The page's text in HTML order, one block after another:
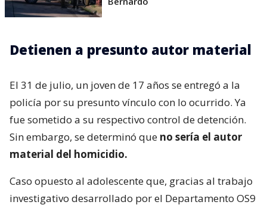
Detienen a presunto autor material
El 31 de julio, un joven de 17 años se entregó a la
policía por su presunto vínculo con lo ocurrido. Ya
fue sometido a su respectivo control de detención.
Sin embargo, se determinó que no sería el autor
material del homicidio.
Caso opuesto al adolescente que, gracias al trabajo
investigativo desarrollado por el Departamento OS9